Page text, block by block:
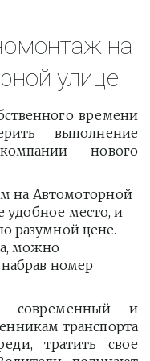
на
улице
времени
выполнение
нового
на Автомоторной
удобное место, и
разумной цене.
можно
номер
современный и
транспорта
тратить свое